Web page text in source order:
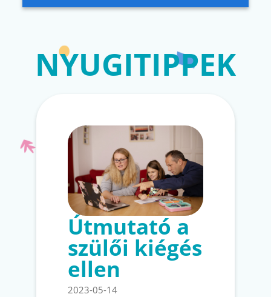
NYUGITIPPEK
Útmutató a
szülői kiégés
ellen
2023-05-14